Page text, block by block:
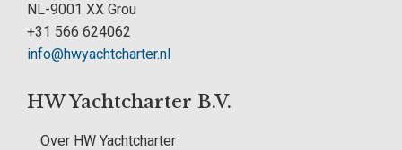
NL-9001 XX Grou
+31 566 624062
info@hwyachtcharter.nl
HW Yachtcharter B.V.
Over HW Yachtcharter